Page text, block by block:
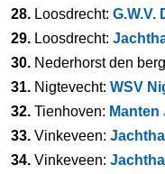
28. Loosdrecht: G.W.V.
29. Loosdrecht:
30. Nederhorst den
31. Nigtevecht: WSV
32. Tienhoven:
33. Vinkeveen:
34. Vinkeveen: